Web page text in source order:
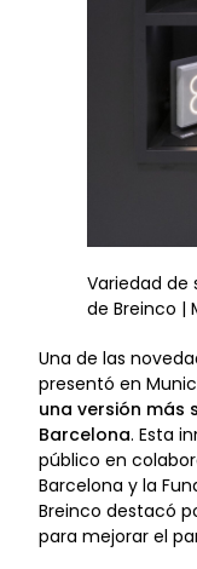
Variedad de
de Breinco |
Una de las
presentó en
una versión más
Barcelona. Esta
público en
Barcelona y la
Breinco destacó
para mejorar el